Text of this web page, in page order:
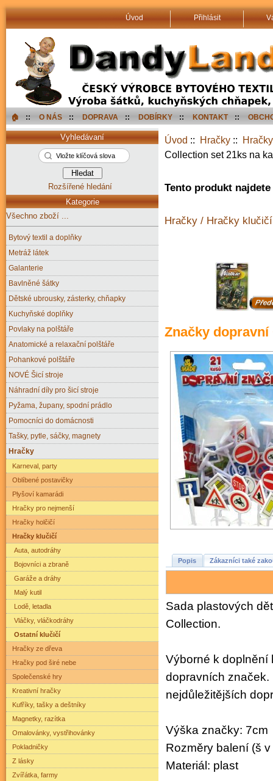
Úvod Přihlásit
🏠︎ :: O NÁS :: DOPRAVA :: DOBÍRKY :: KONTAKT ::
Úvod :: Hračky ::
Collection set 21ks na
Tento produkt
Hračky / Hračky
Značky
Popis Zákazníci také
Sada plastových
Collection.
Výborné k doplnění
dopravních
nejdůležitějších
Výška značky: 7cm
Rozměry balení (š
Materiál: plast
Vyhledávaní
Rozšířené hledání
Kategorie
Všechno zboží ...
Bytový textil a doplňky
Metráž látek
Galanterie
Bavlněné šátky
Dětské ubrousky, zásterky, chňapky
Kuchyňské doplňky
Povlaky na polštáře
Anatomické a relaxační polštáře
Pohankové polštáře
NOVÉ Šicí stroje
Náhradní díly pro šicí stroje
Pyžama, župany, spodní prádlo
Pomocníci do domácnosti
Tašky, pytle, sáčky, magnety
Hračky
Karneval, party
Oblíbené postavičky
Plyšoví kamarádi
Hračky pro nejmenší
Hračky holčičí
Hračky klučičí
Auta, autodráhy
Bojovníci a zbraně
Garáže a dráhy
Malý kutil
Lodě, letadla
Vláčky, vláčkodráhy
Ostatní klučičí
Hračky ze dřeva
Hračky pod širé nebe
Společenské hry
Kreativní hračky
Kufříky, tašky a deštníky
Magnetky, razítka
Omalovánky, vystřihovánky
Pokladničky
Z lásky
Zvířátka, farmy